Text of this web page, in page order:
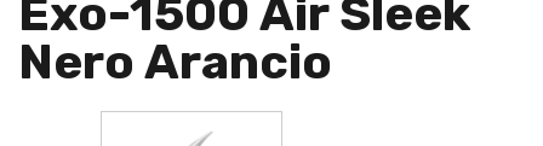
Exo-1500 Air Sleek
Nero Arancio